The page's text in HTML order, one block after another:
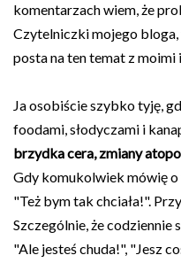
komentarzach wiem, że
Czytelniczki mojego
posta na ten temat z
Ja osobiście szybko tyję,
foodami, słodyczami i
brzydka cera, zmiany
Gdy komukolwiek mówię o
"Też bym tak chciała!".
Szczególnie, że codziennie
"Ale jesteś chuda!", "Jesz